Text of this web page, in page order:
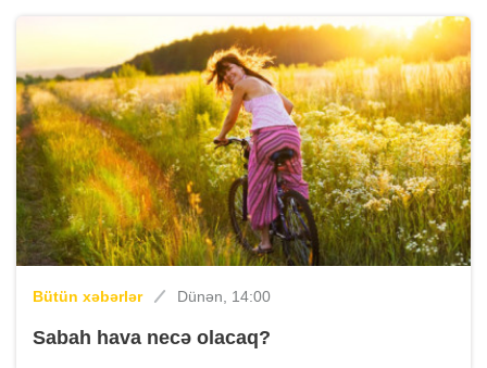
Bütün xəbərlər Dünən, 14:00
Sabah hava necə olacaq?